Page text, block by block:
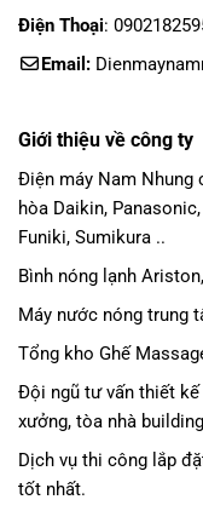
Điện Thoại:
Email:
Giới thiệu về công ty
Điện máy Nam Nhung
hòa Daikin, Panasonic,
Funiki, Sumikura ..
Bình nóng lạnh
Máy nước nóng trung
Tổng kho Ghế
Đội ngũ tư vấn thiết
xưởng, tòa nhà
Dịch vụ thi công lắp
tốt nhất.